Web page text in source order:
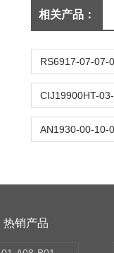
相关产品：
热销产品